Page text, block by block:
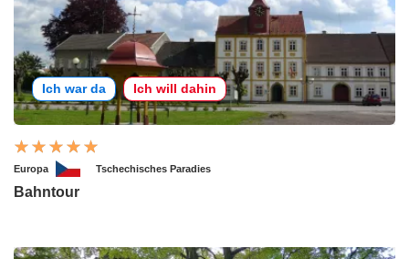
Ich war da Ich will dahin
Europa Tschechisches Paradies
Bahntour